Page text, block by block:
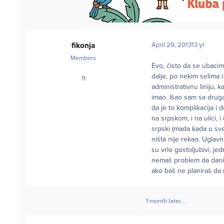
fikonja
Members
11posts
April 29, 201313 yr
Evo, čisto da se
dalje, po nekim selima
administrativnu liniju,
imao. Išao sam sa
da je to komplikacija i
na srpskom, i na ulici,
srpski (mada kada u
ništa nije rekao.
su vrlo gostoljubivi,
nemaš problem da
ako baš ne planiraš
1 month later...